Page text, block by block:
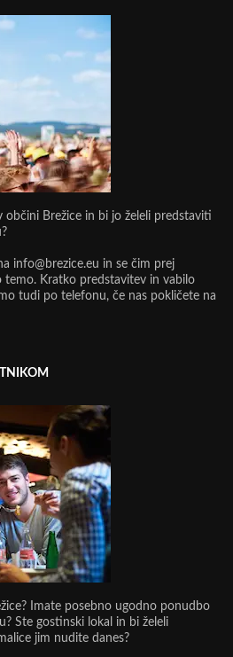
občini Brežice in bi jo želeli predstaviti
info@brezice.eu in se čim prej
Kratko predstavitev in vabilo
tudi po telefonu, če nas pokličete na
Imate posebno ugodno ponudbo
Ste gostinski lokal in bi želeli
jim nudite danes?